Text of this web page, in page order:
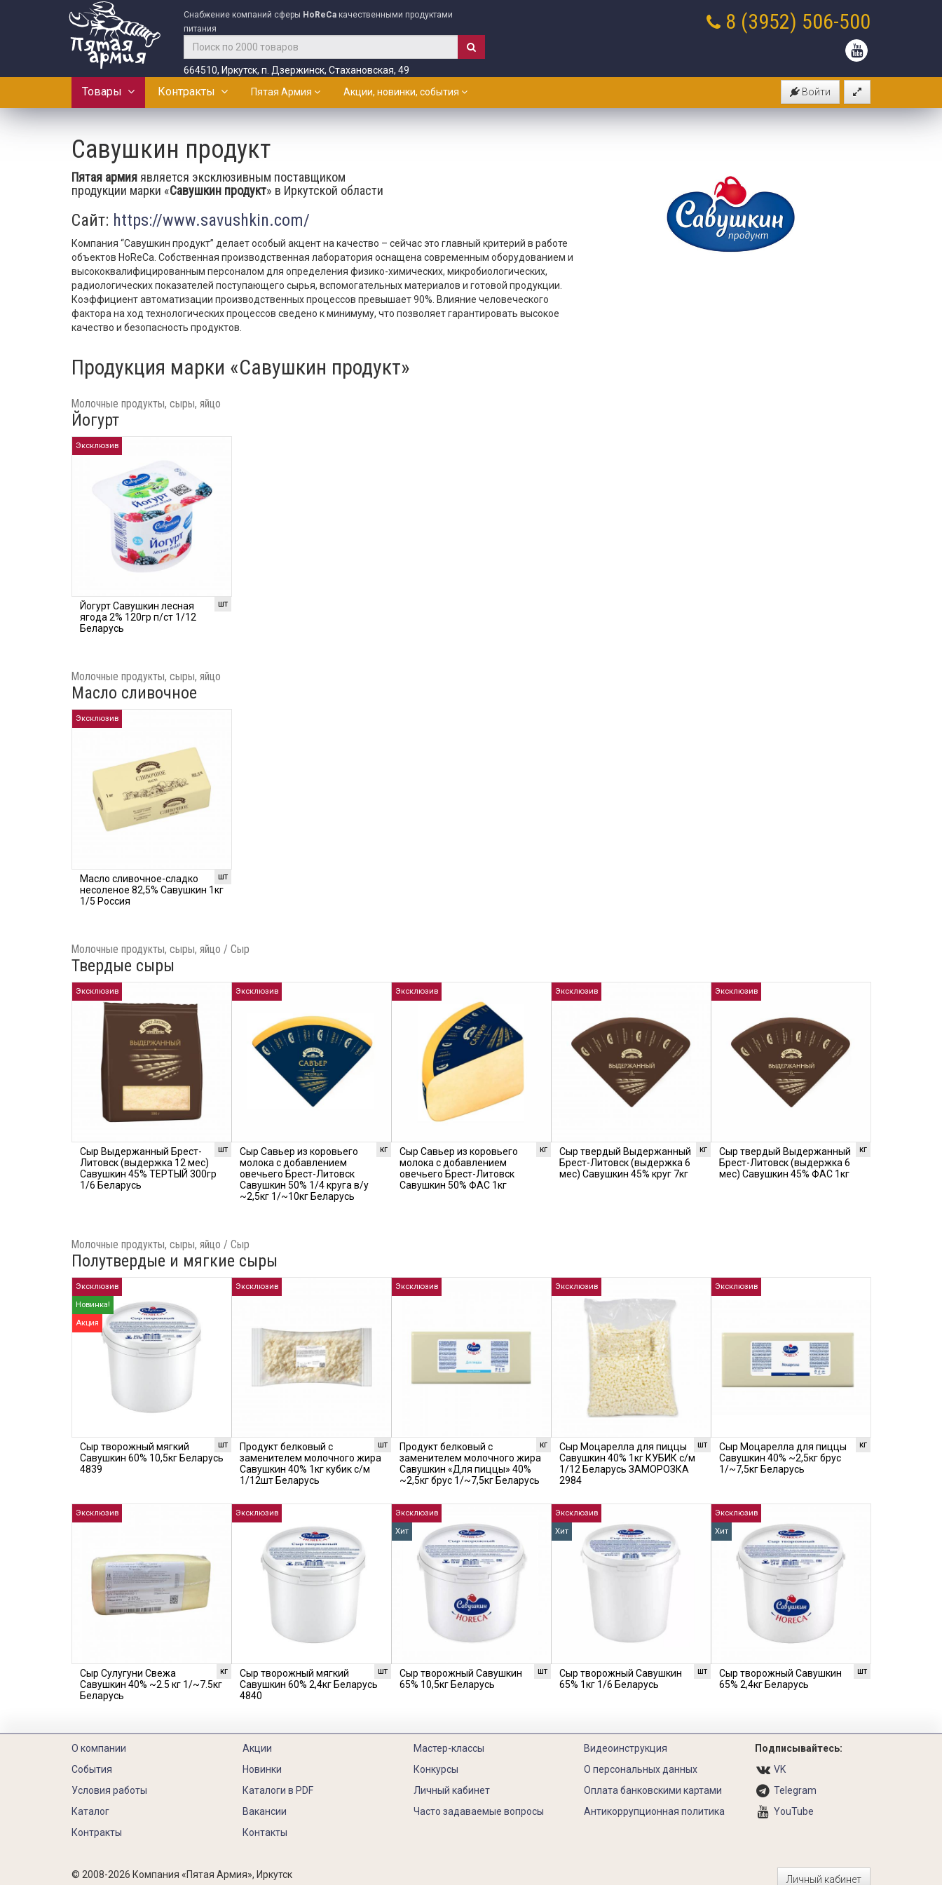
Снабжение компаний сферы HoReCa качественными продуктами
питания
664510, Иркутск, п. Дзержинск, Стахановская, 49
8 (3952) 506-500
Войти
Товары Контракты Пятая Армия Акции, новинки, события
Савушкин продукт
Пятая армия является эксклюзивным поставщиком
продукции марки «Савушкин продукт» в Иркутской области
Сайт: https://www.savushkin.com/
Компания “Савушкин продукт” делает особый акцент на качество – сейчас это главный критерий в работе
объектов HoReCa. Собственная производственная лаборатория оснащена современным оборудованием и
высококвалифицированным персоналом для определения физико-химических, микробиологических,
радиологических показателей поступающего сырья, вспомогательных материалов и готовой продукции.
Коэффициент автоматизации производственных процессов превышает 90%. Влияние человеческого
фактора на ход технологических процессов сведено к минимуму, что позволяет гарантировать высокое
качество и безопасность продуктов.
Продукция марки «Савушкин продукт»
Молочные продукты, сыры, яйцо
Йогурт
Эксклюзив
шт
Йогурт Савушкин лесная
ягода 2% 120гр п/ст 1/12
Беларусь
Молочные продукты, сыры, яйцо
Масло сливочное
Эксклюзив
шт
Масло сливочное-сладко
несоленое 82,5% Савушкин 1кг
1/5 Россия
Молочные продукты, сыры, яйцо / Сыр
Твердые сыры
Эксклюзив
шт
Сыр Выдержанный Брест-
Литовск (выдержка 12 мес)
Савушкин 45% ТЕРТЫЙ 300гр
1/6 Беларусь
Эксклюзив
кг
Сыр Савьер из коровьего
молока с добавлением
овечьего Брест-Литовск
Савушкин 50% 1/4 круга в/у
~2,5кг 1/~10кг Беларусь
Эксклюзив
кг
Сыр Савьер из коровьего
молока с добавлением
овечьего Брест-Литовск
Савушкин 50% ФАС 1кг
Эксклюзив
кг
Сыр твердый Выдержанный
Брест-Литовск (выдержка 6
мес) Савушкин 45% круг 7кг
Эксклюзив
кг
Сыр твердый Выдержанный
Брест-Литовск (выдержка 6
мес) Савушкин 45% ФАС 1кг
Молочные продукты, сыры, яйцо / Сыр
Полутвердые и мягкие сыры
Эксклюзив
Новинка!
Акция
шт
Сыр творожный мягкий
Савушкин 60% 10,5кг Беларусь
4839
Эксклюзив
шт
Продукт белковый с
заменителем молочного жира
Савушкин 40% 1кг кубик с/м
1/12шт Беларусь
Эксклюзив
кг
Продукт белковый с
заменителем молочного жира
Савушкин «Для пиццы» 40%
~2,5кг брус 1/~7,5кг Беларусь
Эксклюзив
шт
Сыр Моцарелла для пиццы
Савушкин 40% 1кг КУБИК с/м
1/12 Беларусь ЗАМОРОЗКА
2984
Эксклюзив
кг
Сыр Моцарелла для пиццы
Савушкин 40% ~2,5кг брус
1/~7,5кг Беларусь
Эксклюзив
кг
Сыр Сулугуни Свежа
Савушкин 40% ~2.5 кг 1/~7.5кг
Беларусь
Эксклюзив
шт
Сыр творожный мягкий
Савушкин 60% 2,4кг Беларусь
4840
Эксклюзив
Хит
шт
Сыр творожный Савушкин
65% 10,5кг Беларусь
Эксклюзив
Хит
шт
Сыр творожный Савушкин
65% 1кг 1/6 Беларусь
Эксклюзив
Хит
шт
Сыр творожный Савушкин
65% 2,4кг Беларусь
О компании
События
Условия работы
Каталог
Контракты
Акции
Новинки
Каталоги в PDF
Вакансии
Контакты
Мастер-классы
Конкурсы
Личный кабинет
Часто задаваемые вопросы
Видеоинструкция
О персональных данных
Оплата банковскими картами
Антикоррупционная политика
Подписывайтесь:
VK
Telegram
YouTube
© 2008-2026 Компания «Пятая Армия», Иркутск Личный кабинет